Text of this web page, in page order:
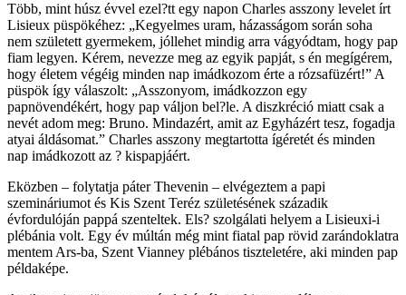
Több, mint húsz évvel ezel?tt egy napon Charles asszony levelet írt
Lisieux püspökéhez: „Kegyelmes uram, házasságom során soha
nem született gyermekem, jóllehet mindig arra vágyódtam, hogy pap
fiam legyen. Kérem, nevezze meg az egyik papját, s én megígérem,
hogy életem végéig minden nap imádkozom érte a rózsafüzért!” A
püspök így válaszolt: „Asszonyom, imádkozzon egy
papnövendékért, hogy pap váljon bel?le. A diszkréció miatt csak a
nevét adom meg: Bruno. Mindazért, amit az Egyházért tesz, fogadja
atyai áldásomat.” Charles asszony megtartotta ígéretét és minden
nap imádkozott az ? kispapjáért.
Eközben – folytatja páter Thevenin – elvégeztem a papi
szemináriumot és Kis Szent Teréz születésének századik
évfordulóján pappá szenteltek. Els? szolgálati helyem a Lisieuxi-i
plébánia volt. Egy év múltán még mint fiatal pap rövid zarándoklatra
mentem Ars-ba, Szent Vianney plébános tiszteletére, aki minden pap
példaképe.